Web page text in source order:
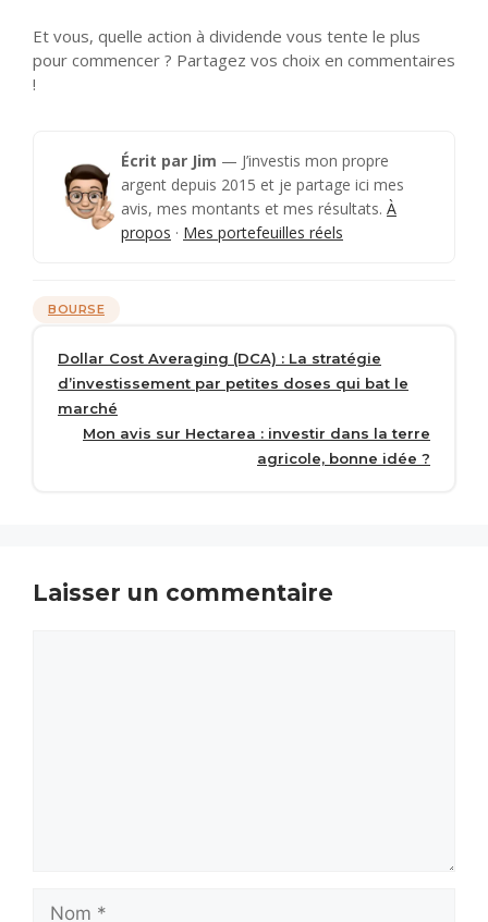
Et vous, quelle action à dividende vous tente le plus
pour commencer ? Partagez vos choix en commentaires
!
Écrit par Jim — J’investis mon propre
argent depuis 2015 et je partage ici mes
avis, mes montants et mes résultats. À
propos · Mes portefeuilles réels
Catégories
BOURSE
Dollar Cost Averaging (DCA) : La stratégie
d’investissement par petites doses qui bat le
marché
Mon avis sur Hectarea : investir dans la terre
agricole, bonne idée ?
Laisser un commentaire